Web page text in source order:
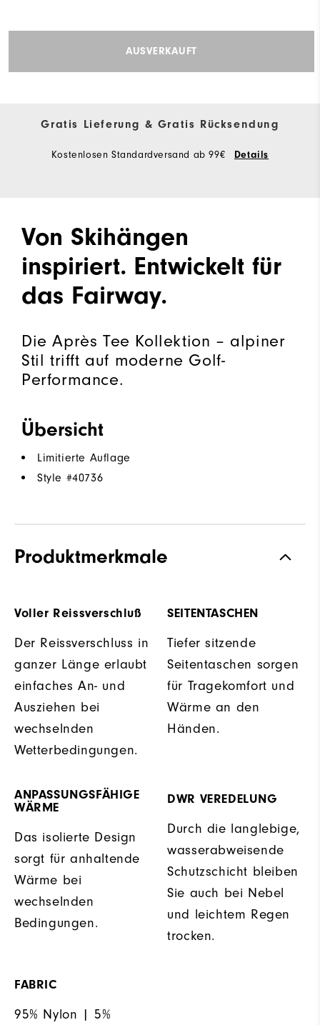
AUSVERKAUFT
Gratis Lieferung & Gratis Rücksendung
Kostenlosen Standardversand ab 99€ Details
Von Skihängen
inspiriert. Entwickelt für
das Fairway.
Die Après Tee Kollektion – alpiner
Stil trifft auf moderne Golf-
Performance.
Übersicht
Limitierte Auflage
Style #40736
Produktmerkmale
Voller Reissverschluß
Der Reissverschluss in
ganzer Länge erlaubt
einfaches An- und
Ausziehen bei
wechselnden
Wetterbedingungen.
SEITENTASCHEN
Tiefer sitzende
Seitentaschen sorgen
für Tragekomfort und
Wärme an den
Händen.
ANPASSUNGSFÄHIGE
WÄRME
Das isolierte Design
sorgt für anhaltende
Wärme bei
wechselnden
Bedingungen.
DWR VEREDELUNG
Durch die langlebige,
wasserabweisende
Schutzschicht bleiben
Sie auch bei Nebel
und leichtem Regen
trocken.
FABRIC
95% Nylon | 5%